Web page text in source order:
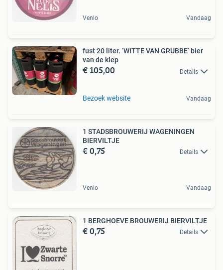
Venlo Vandaag
fust 20 liter. ‘WITTE VAN GRUBBE’ bier
van de klep
€ 105,00 Details
Bezoek website Vandaag
1 STADSBROUWERIJ WAGENINGEN
BIERVILTJE
€ 0,75 Details
Venlo Vandaag
1 BERGHOEVE BROUWERIJ BIERVILTJE
€ 0,75 Details